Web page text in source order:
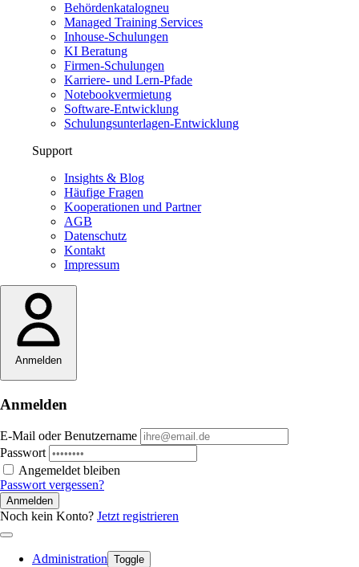
Behördenkatalogneu
Managed Training Services
Inhouse-Schulungen
KI Beratung
Firmen-Schulungen
Karriere- und Lern-Pfade
Notebookvermietung
Software-Entwicklung
Schulungsunterlagen-Entwicklung
Support
Insights & Blog
Häufige Fragen
Kooperationen und Partner
AGB
Datenschutz
Kontakt
Impressum
Anmelden
Anmelden
E-Mail oder Benutzername
Passwort
Angemeldet bleiben
Passwort vergessen?
Anmelden
Noch kein Konto? Jetzt registrieren
Administration Toggle